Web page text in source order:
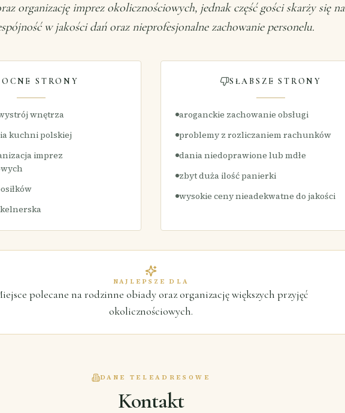
organizację imprez okolicznościowych, jednak część gości skarży się na
w jakości dań oraz nieprofesjonalne zachowanie personelu.
STRONY
wnętrza
kuchni polskiej
imprez
kelnerska
SŁABSZE STRONY
aroganckie zachowanie obsługi
problemy z rozliczaniem rachunków
dania niedoprawione lub mdłe
zbyt duża ilość panierki
wysokie ceny nieadekwatne do jakości
NAJLEPSZE DLA
polecane na rodzinne obiady oraz organizację większych przyjęć
okolicznościowych.
DANE TELEADRESOWE
Kontakt